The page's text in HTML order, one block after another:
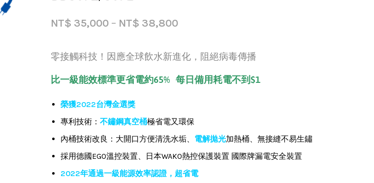
NT$ 35,000 – NT$ 38,800
零接觸科技！因應全球飲水新進化，阻絕病毒傳播
比一級能效標準更省電約65% 每日備用耗電不到$1
榮獲2022台灣金選獎
專利技術： 不鏽鋼真空桶極省電又環保
內桶技術改良：大開口方便清洗水垢、 電解拋光加熱桶、無接縫不易生鏽
採用德國EGO溫控裝置、日本WAKO熱控保護裝置 國際牌漏電安全裝置
2022年通過一級能源效率認證，超省電